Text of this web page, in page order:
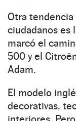
Otra
ciudadanos es
marcó el
500 y el
Adam.
El modelo
decorativas,